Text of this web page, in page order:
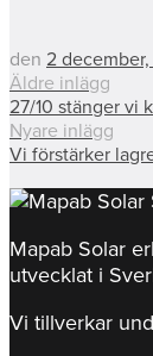
den 2
Äldre inlägg
27/10 stänger vi
Nyare inlägg
Vi förstärker
Mapab Solar
utvecklat i
Vi tillverkar